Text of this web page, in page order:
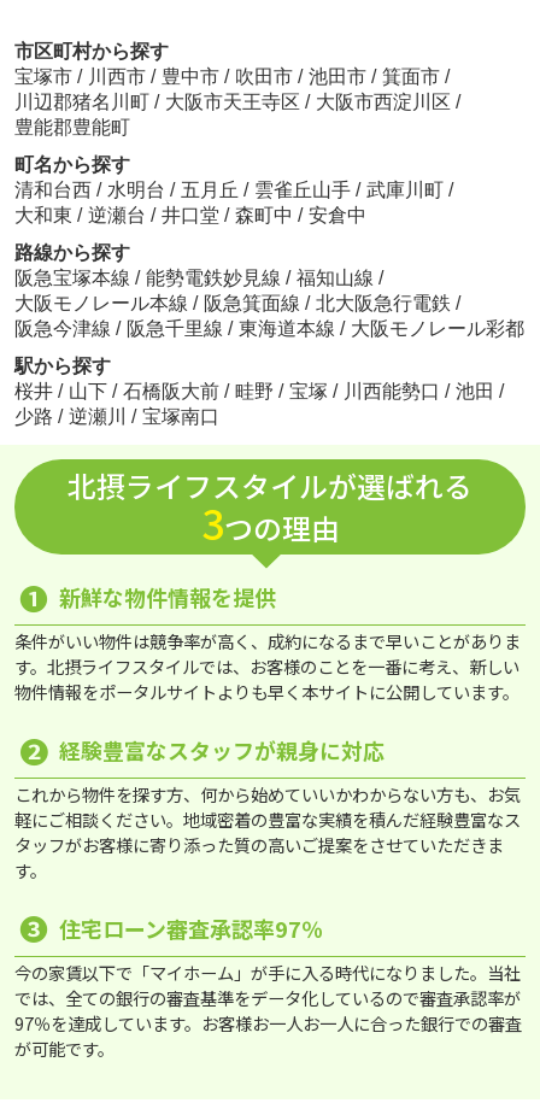
市区町村から探す
宝塚市 / 川西市 / 豊中市 / 吹田市 / 池田市 / 箕面市 /
川辺郡猪名川町
/ 大阪市天王寺区 / 大阪市西淀川区 /
豊能郡豊能町
町名から探す
清和台西 / 水明台 / 五月丘 / 雲雀丘山手 / 武庫川町 /
大和東 / 逆瀬台 / 井口堂 / 森町中 / 安倉中
路線から探す
阪急宝塚本線 / 能勢電鉄妙見線 / 福知山線 /
大阪モノレール本線 / 阪急箕面線 / 北大阪急行電鉄 /
阪急今津線 / 阪急千里線 / 東海道本線 / 大阪モノレール彩都
駅から探す
桜井 / 山下 / 石橋阪大前 / 畦野 / 宝塚 / 川西能勢口 / 池田 /
少路 / 逆瀬川 / 宝塚南口
北摂ライフスタイルが選ばれる
3つの理由
❶ 新鮮な物件情報を提供
条件がいい物件は競争率が高く、成約になるまで早いことがありま
す。北摂ライフスタイルでは、お客様のことを一番に考え、新しい
物件情報をポータルサイトよりも早く本サイトに公開しています。
❷ 経験豊富なスタッフが親身に対応
これから物件を探す方、何から始めていいかわからない方も、お気
軽にご相談ください。地域密着の豊富な実績を積んだ経験豊富なス
タッフがお客様に寄り添った質の高いご提案をさせていただきま
す。
❸ 住宅ローン審査承認率97％
今の家賃以下で「マイホーム」が手に入る時代になりました。当社
では、全ての銀行の審査基準をデータ化しているので審査承認率が
97％を達成しています。お客様お一人お一人に合った銀行での審査
が可能です。